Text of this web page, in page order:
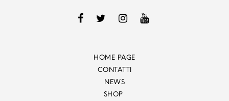
HOME PAGE
CONTATTI
NEWS
SHOP